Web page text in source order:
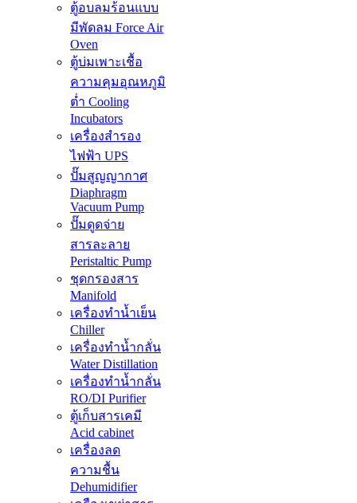
ตู้อบลมร้อนแบบ
มีพัดลม Force Air
Oven
ตู้บ่มเพาะเชื้อ
ความคุมอุณหภูมิ
ต่ำ Cooling
Incubators
เครื่องสำรอง
ไฟฟ้า UPS
ปั๊มสูญญากาศ
Diaphragm
Vacuum Pump
ปั๊มดูดจ่าย
สารละลาย
Peristaltic Pump
ชุดกรองสาร
Manifold
เครื่องทำน้ำเย็น
Chiller
เครื่องทำน้ำกลั่น
Water Distillation
เครื่องทำน้ำกลั่น
RO/DI Purifier
ตู้เก็บสารเคมี
Acid cabinet
เครื่องลด
ความชื้น
Dehumidifier